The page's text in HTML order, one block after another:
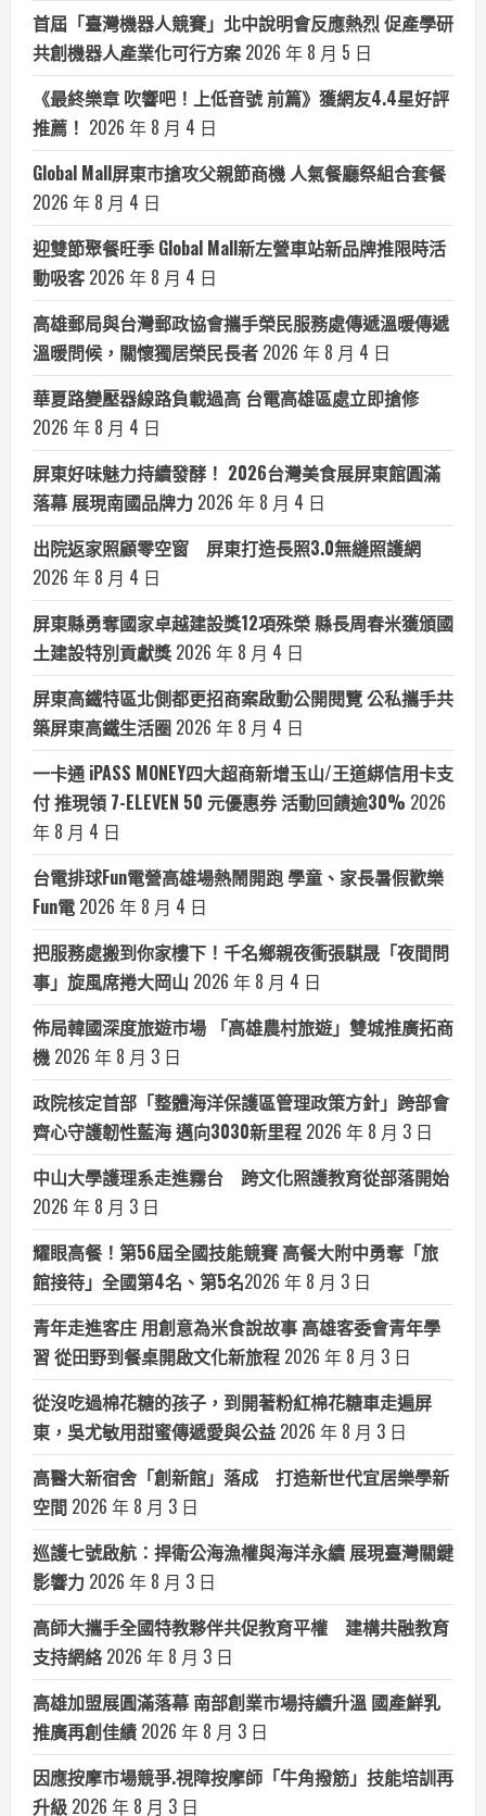
首屆「臺灣機器人競賽」北中說明會反應熱烈 促產學研
共創機器人產業化可行方案 2026 年 8 月 5 日
《最終樂章 吹響吧！上低音號 前篇》獲網友4.4星好評
推薦！ 2026 年 8 月 4 日
Global Mall屏東市搶攻父親節商機 人氣餐廳祭組合套餐
2026 年 8 月 4 日
迎雙節聚餐旺季 Global Mall新左營車站新品牌推限時活
動吸客 2026 年 8 月 4 日
高雄郵局與台灣郵政協會攜手榮民服務處傳遞溫暖傳遞
溫暖問候，關懷獨居榮民長者 2026 年 8 月 4 日
華夏路變壓器線路負載過高 台電高雄區處立即搶修
2026 年 8 月 4 日
屏東好味魅力持續發酵！ 2026台灣美食展屏東館圓滿
落幕 展現南國品牌力 2026 年 8 月 4 日
出院返家照顧零空窗 屏東打造長照3.0無縫照護網
2026 年 8 月 4 日
屏東縣勇奪國家卓越建設獎12項殊榮 縣長周春米獲頒國
土建設特別貢獻獎 2026 年 8 月 4 日
屏東高鐵特區北側都更招商案啟動公開閱覽 公私攜手共
築屏東高鐵生活圈 2026 年 8 月 4 日
一卡通 iPASS MONEY四大超商新增玉山/王道綁信用卡支
付 推現領 7-ELEVEN 50 元優惠券 活動回饋逾30% 2026
年 8 月 4 日
台電排球Fun電營高雄場熱鬧開跑 學童、家長暑假歡樂
Fun電 2026 年 8 月 4 日
把服務處搬到你家樓下！千名鄉親夜衝張騏晟「夜間問
事」旋風席捲大岡山 2026 年 8 月 4 日
佈局韓國深度旅遊市場 「高雄農村旅遊」雙城推廣拓商
機 2026 年 8 月 3 日
政院核定首部「整體海洋保護區管理政策方針」跨部會
齊心守護韌性藍海 邁向3030新里程 2026 年 8 月 3 日
中山大學護理系走進霧台 跨文化照護教育從部落開始
2026 年 8 月 3 日
耀眼高餐！第56屆全國技能競賽 高餐大附中勇奪「旅
館接待」全國第4名、第5名​2026 年 8 月 3 日
青年走進客庄 用創意為米食說故事 高雄客委會青年學
習 從田野到餐桌開啟文化新旅程 2026 年 8 月 3 日
從沒吃過棉花糖的孩子，到開著粉紅棉花糖車走遍屏
東，吳尤敏用甜蜜傳遞愛與公益 2026 年 8 月 3 日
高醫大新宿舍「創新館」落成 打造新世代宜居樂學新
空間 2026 年 8 月 3 日
巡護七號啟航：捍衛公海漁權與海洋永續 展現臺灣關鍵
影響力 2026 年 8 月 3 日
高師大攜手全國特教夥伴共促教育平權 建構共融教育
支持網絡 2026 年 8 月 3 日
高雄加盟展圓滿落幕 南部創業市場持續升溫 國產鮮乳
推廣再創佳績 2026 年 8 月 3 日
因應按摩市場競爭.視障按摩師「牛角撥筋」技能培訓再
升級 2026 年 8 月 3 日